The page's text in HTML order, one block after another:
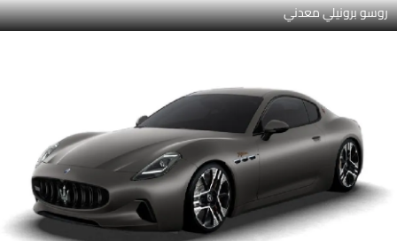
روسو برونيلي معدني